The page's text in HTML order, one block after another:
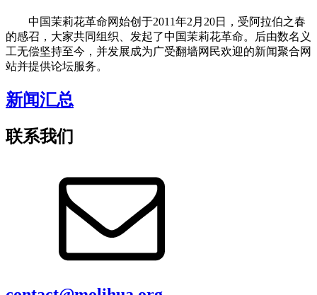
中国茉莉花革命网始创于2011年2月20日，受阿拉伯之春
的感召，大家共同组织、发起了中国茉莉花革命。后由数名义
工无偿坚持至今，并发展成为广受翻墙网民欢迎的新闻聚合网
站并提供论坛服务。
新闻汇总
联系我们